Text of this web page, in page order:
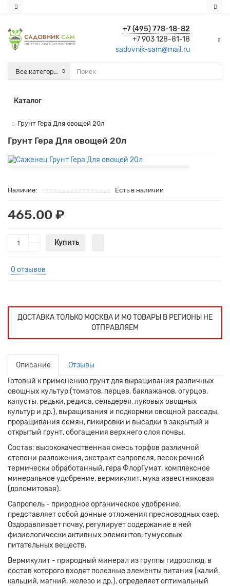
+7 (495) 778-18-82
+7 903 128-81-18
sadovnik-sam@mail.ru
0
Все категории
Каталог
Грунт Гера Для овощей 20л
Грунт Гера Для овощей 20л
Наличие: Есть в наличии
465.00 ₽
Купить
0 отзывов
ДОСТАВКА ТОЛЬКО МОСКВА И МО ТОВАРЫ В РЕГИОНЫ НЕ
ОТПРАВЛЯЕМ
Описание
Отзывы
Готовый к применению грунт для выращивания различных
овощных культур (томатов, перцев, баклажанов, огурцов,
капусты, редьки, редиса, сельдерея, луковых овощных
культур и др.), выращивания и подкормки овощной рассады,
проращивания семян, пикировки и высадки в закрытый и
открытый грунт, обогащения верхнего слоя почвы.
Состав: высококачественная смесь торфов различной
степени разложения, экстракт сапропеля, песок речной
термически обработанный, гера ФлорГумат, комплексное
минеральное удобрение, вермикулит, мука известняковая
(доломитовая).
Сапропель - природное органическое удобрение,
представляет собой донные отложения пресноводных озер.
Оздоравливает почву, регулирует содержание в ней
физиологически активных элементов, гумусовых
питательных веществ.
Вермикулит - природный минерал из группы гидрослюд, в
состав которого входят полезные элементы питания (калий,
кальций, магний, железо и др.), определяет оптимальный